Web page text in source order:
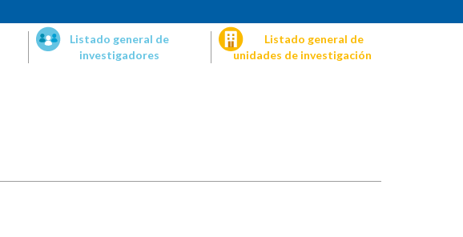
Listado general de
investigadores
Listado general de
unidades de investigación